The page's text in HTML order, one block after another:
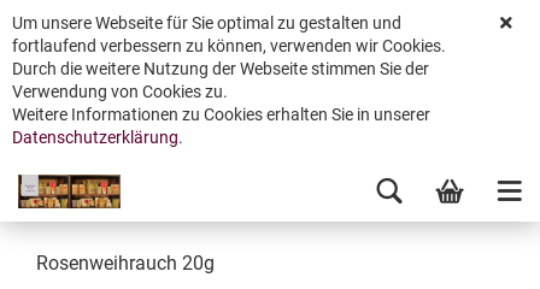
Um unsere Webseite für Sie optimal zu gestalten und
fortlaufend verbessern zu können, verwenden wir Cookies.
Durch die weitere Nutzung der Webseite stimmen Sie der
Verwendung von Cookies zu.
Weitere Informationen zu Cookies erhalten Sie in unserer
Datenschutzerklärung.
Rosenweihrauch 20g